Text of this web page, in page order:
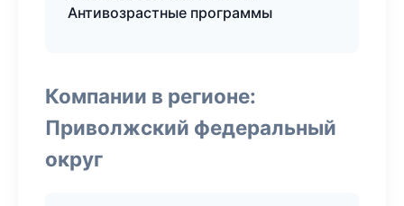
Антивозрастные программы
Компании в регионе:
Приволжский федеральный
округ